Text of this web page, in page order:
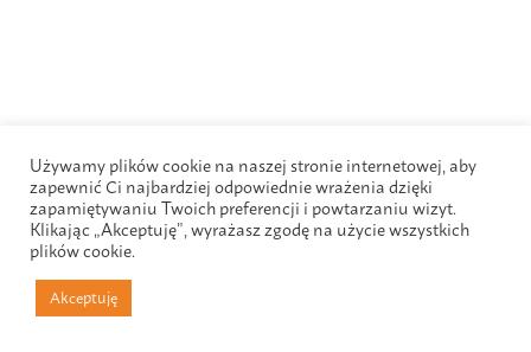
Używamy plików cookie na naszej stronie internetowej, aby
zapewnić Ci najbardziej odpowiednie wrażenia dzięki
zapamiętywaniu Twoich preferencji i powtarzaniu wizyt.
Klikając „Akceptuję”, wyrażasz zgodę na użycie wszystkich
plików cookie.
Akceptuję